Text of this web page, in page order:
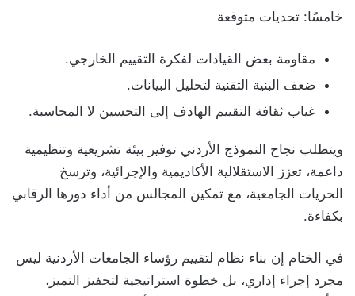
خامسًا: تحديات متوقعة
مقاومة بعض القيادات لفكرة التقييم الخارجي.
ضعف البنية التقنية لتحليل البيانات.
غياب ثقافة التقييم الهادف إلى التحسين لا المحاسبة.
ويتطلب نجاح النموذج الأردني توفير بيئة تشريعية وتنظيمية
داعمة، تعزز الاستقلالية الأكاديمية والإجرائية، وترسخ
الحريات الجامعية، مع تمكين المجالس من أداء دورها الرقابي
بكفاءة.
في الختام إن بناء نظام لتقييم رؤساء الجامعات الأردنية ليس
مجرد إجراء إداري، بل خطوة استراتيجية لتحفيز التميز،